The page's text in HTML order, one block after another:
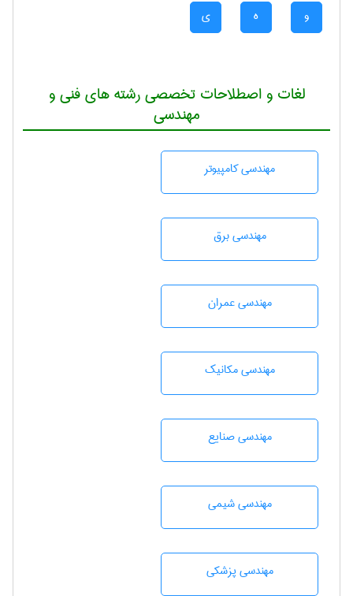
و ه ی
لغات و اصطلاحات تخصصی رشته های فنی و
مهندسی
مهندسی كامپيوتر
مهندسی برق
مهندسی عمران
مهندسی مکانیک
مهندسی صنايع
مهندسي شيمی
مهندسی پزشکی